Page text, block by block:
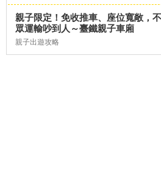
親子限定！免收推車、座位寬敞，
眾運輸吵到人～臺鐵親子車廂
親子出遊攻略